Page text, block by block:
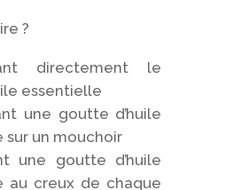
?
directement le
essentielle
une goutte d’huile
sur un mouchoir
une goutte d’huile
au creux de chaque